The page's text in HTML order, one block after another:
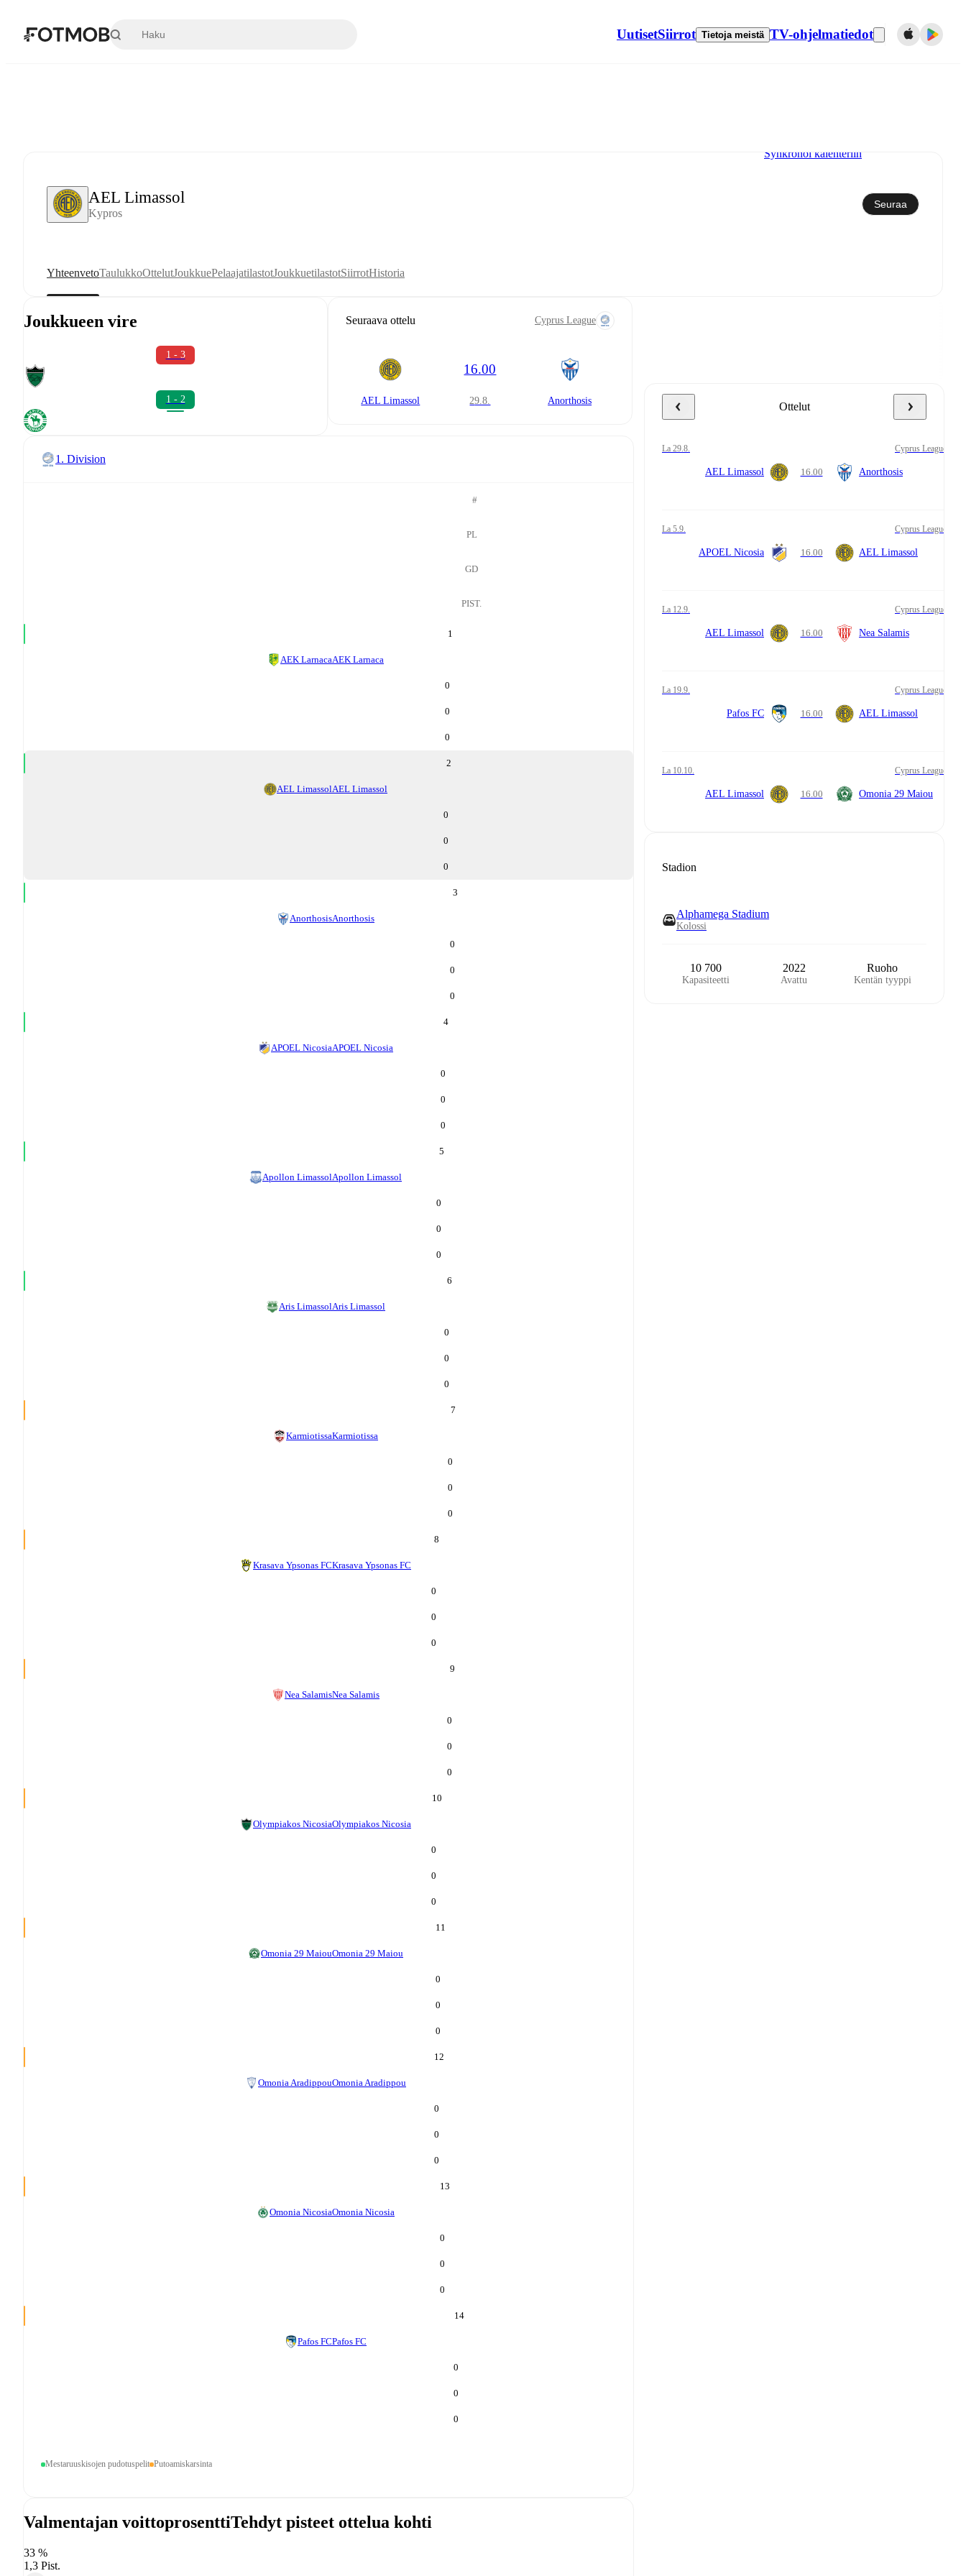
UutisetSiirrot Tietoja meistä TV-ohjelmatiedot
AEL Limassol
Kypros
Synkronoi kalenteriin
Seuraa
YhteenvetoTaulukkoOttelutJoukkuePelaajatilastotJoukkuetilastotSiirrotHistoria
Joukkueen vire
1 - 3
1 - 2
Seuraava ottelu Cyprus League
AEL Limassol
16.00
29.8. Anorthosis
1. Division
#
PL
GD
PIST.
1
AEK LarnacaAEK Larnaca
0
0
0
2
AEL LimassolAEL Limassol
0
0
0
3
AnorthosisAnorthosis
0
0
0
4
APOEL NicosiaAPOEL Nicosia
0
0
0
5
Apollon LimassolApollon Limassol
0
0
0
6
Aris LimassolAris Limassol
0
0
0
7
KarmiotissaKarmiotissa
0
0
0
8
Krasava Ypsonas FCKrasava Ypsonas FC
0
0
0
9
Nea SalamisNea Salamis
0
0
0
10
Olympiakos NicosiaOlympiakos Nicosia
0
0
0
11
Omonia 29 MaiouOmonia 29 Maiou
0
0
0
12
Omonia AradippouOmonia Aradippou
0
0
0
13
Omonia NicosiaOmonia Nicosia
0
0
0
14
Pafos FCPafos FC
0
0
0
Mestaruuskisojen pudotuspelit Putoamiskarsinta
Valmentajan voittoprosenttiTehdyt pisteet ottelua kohti
33 %
1,3 Pist.
Ottelut
la 29.8. Cyprus League
AEL Limassol 16.00 Anorthosis
la 5.9. Cyprus League
APOEL Nicosia 16.00 AEL Limassol
la 12.9. Cyprus League
AEL Limassol 16.00 Nea Salamis
la 19.9. Cyprus League
Pafos FC 16.00 AEL Limassol
la 10.10. Cyprus League
AEL Limassol 16.00 Omonia 29 Maiou
Stadion
Alphamega Stadium
Kolossi
10 700
Kapasiteetti
2022
Avattu
Ruoho
Kentän tyyppi